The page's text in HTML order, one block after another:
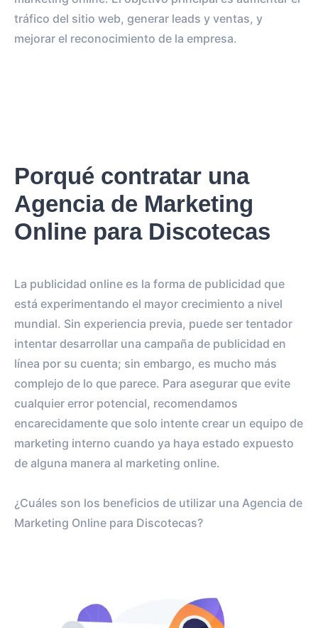
tráfico del sitio web, generar leads y ventas, y
mejorar el reconocimiento de la empresa.
Porqué contratar una
Agencia de Marketing
Online para Discotecas
La publicidad online es la forma de publicidad que
está experimentando el mayor crecimiento a nivel
mundial. Sin experiencia previa, puede ser tentador
intentar desarrollar una campaña de publicidad en
línea por su cuenta; sin embargo, es mucho más
complejo de lo que parece. Para asegurar que evite
cualquier error potencial, recomendamos
encarecidamente que solo intente crear un equipo de
marketing interno cuando ya haya estado expuesto
de alguna manera al marketing online.
¿Cuáles son los beneficios de utilizar una Agencia de
Marketing Online para Discotecas?